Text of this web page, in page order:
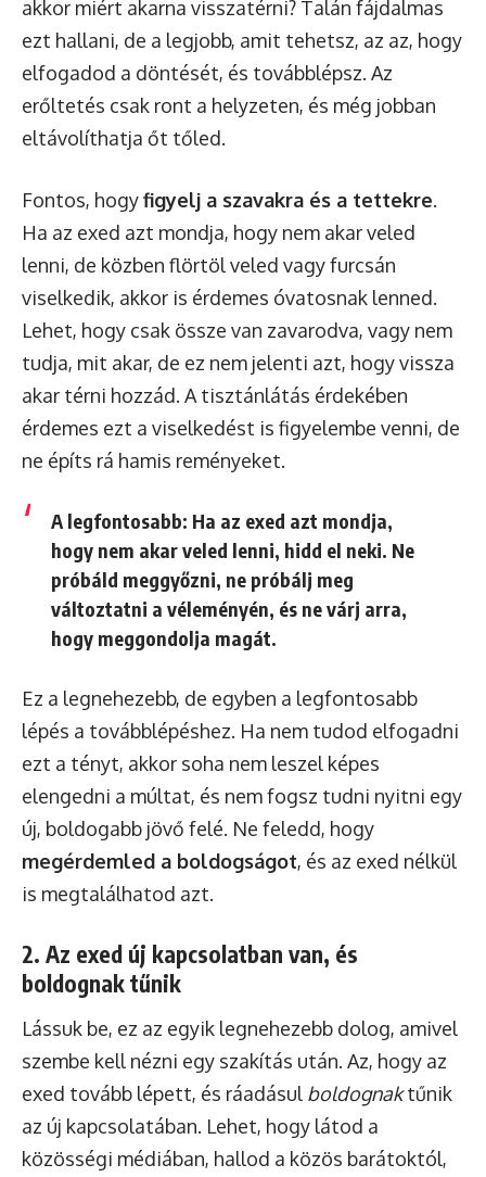
akkor miért akarna visszatérni? Talán fájdalmas
ezt hallani, de a legjobb, amit tehetsz, az az, hogy
elfogadod a döntését, és továbblépsz. Az
erőltetés csak ront a helyzeten, és még jobban
eltávolíthatja őt tőled.
Fontos, hogyfigyelj a szavakra és a tettekre.
Ha az exed azt mondja, hogy nem akar veled
lenni, de közben flörtöl veled vagy furcsán
viselkedik, akkor is érdemes óvatosnak lenned.
Lehet, hogy csak össze van zavarodva, vagy nem
tudja, mit akar, de ez nem jelenti azt, hogy vissza
akar térni hozzád. A tisztánlátás érdekében
érdemes ezt a viselkedést is figyelembe venni, de
ne építs rá hamis reményeket.
A legfontosabb: Ha az exed azt mondja,
hogy nem akar veled lenni, hidd el neki. Ne
próbáld meggyőzni, ne próbálj meg
változtatni a véleményén, és ne várj arra,
hogy meggondolja magát.
Ez a legnehezebb, de egyben a legfontosabb
lépés a továbblépéshez. Ha nem tudod elfogadni
ezt a tényt, akkor soha nem leszel képes
elengedni a múltat, és nem fogsz tudni nyitni egy
új, boldogabb jövő felé. Ne feledd, hogy
megérdemled a boldogságot, és az exed nélkül
is megtalálhatod azt.
2. Az exed új kapcsolatban van, és
boldognak tűnik
Lássuk be, ez az egyik legnehezebb dolog, amivel
szembe kell nézni egy szakítás után. Az, hogy az
exed tovább lépett, és ráadásul boldognaktűnik
az új kapcsolatában. Lehet, hogy látod a
közösségi médiában, hallod a közös barátoktól,